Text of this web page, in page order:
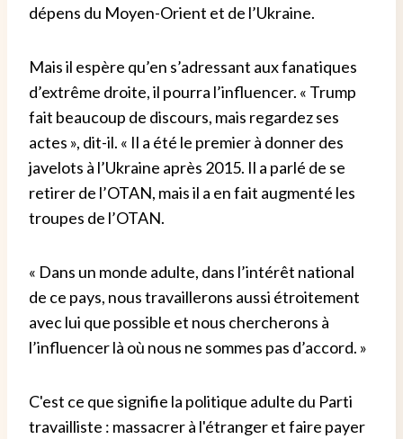
dépens du Moyen-Orient et de l’Ukraine.
Mais il espère qu’en s’adressant aux fanatiques
d’extrême droite, il pourra l’influencer. « Trump
fait beaucoup de discours, mais regardez ses
actes », dit-il. « Il a été le premier à donner des
javelots à l’Ukraine après 2015. Il a parlé de se
retirer de l’OTAN, mais il a en fait augmenté les
troupes de l’OTAN.
« Dans un monde adulte, dans l’intérêt national
de ce pays, nous travaillerons aussi étroitement
avec lui que possible et nous chercherons à
l’influencer là où nous ne sommes pas d’accord. »
C'est ce que signifie la politique adulte du Parti
travailliste : massacrer à l'étranger et faire payer